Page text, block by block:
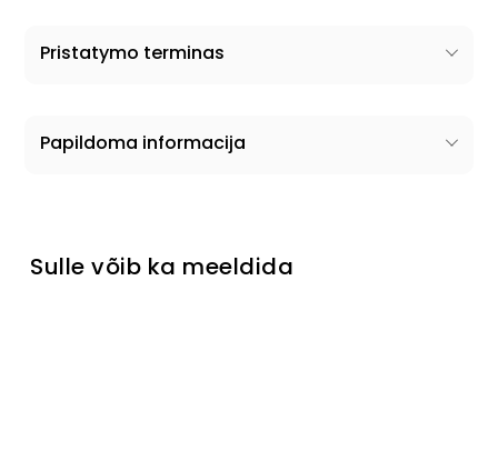
Pristatymo terminas
Papildoma informacija
Sulle võib ka meeldida